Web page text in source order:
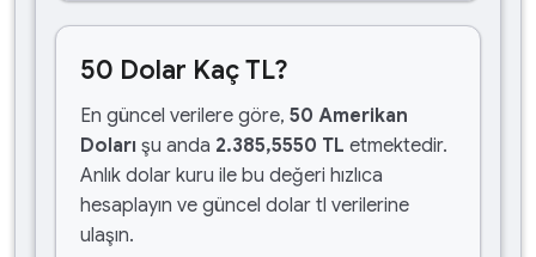
50 Dolar Kaç TL?
En güncel verilere göre, 50 Amerikan
Doları şu anda 2.385,5550 TL etmektedir.
Anlık dolar kuru ile bu değeri hızlıca
hesaplayın ve güncel dolar tl verilerine
ulaşın.